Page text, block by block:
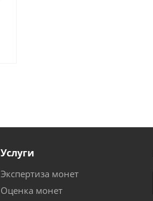
Услуги
Экспертиза монет
Оценка монет